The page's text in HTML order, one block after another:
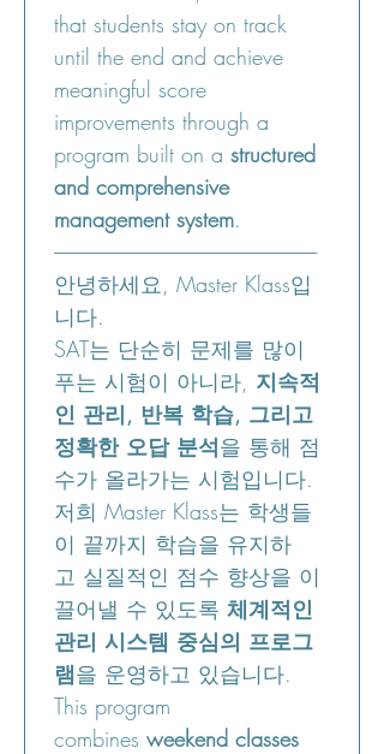
that students stay on track
until the end and achieve
meaningful score
improvements through a
program built on a structured
and comprehensive
management system.
-------------------------------------------------------------------------
안녕하세요, Master Klass입
니다.
SAT는 단순히 문제를 많이
푸는 시험이 아니라, 지속적
인 관리, 반복 학습, 그리고
정확한 오답 분석을 통해 점
수가 올라가는 시험입니다.
저희 Master Klass는 학생들
이 끝까지 학습을 유지하
고 실질적인 점수 향상을 이
끌어낼 수 있도록 체계적인
관리 시스템 중심의 프로그
램을 운영하고 있습니다.
This program
combines weekend classes